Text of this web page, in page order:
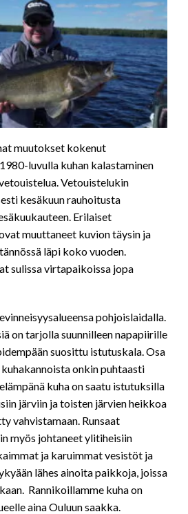
muutokset kokenut
luvulla kuhan kalastaminen
Vetouistelukin
kesäkuun rauhoitusta
Erilaiset
muuttaneet kuvion täysin ja
läpi koko vuoden.
sulissa virtapaikoissa jopa
pohjoislaidalla.
on tarjolla suunnilleen napapiirille
suosittu istutuskala. Osa
onkin puhtaasti
kuha on saatu istutuksilla
järviin ja toisten järvien heikkoa
vahvistamaan. Runsaat
myös johtaneet ylitiheisiin
ja karuimmat vesistöt ja
lähes ainoita paikkoja, joissa
Rannikoillamme kuha on
aina Ouluun saakka.